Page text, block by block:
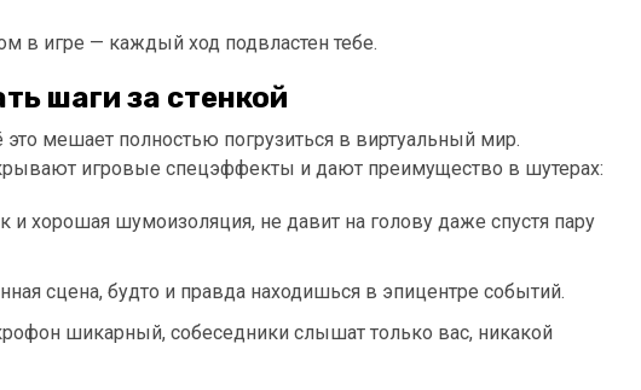
в игре — каждый ход подвластен тебе.
шаги за стенкой
мешает полностью погрузиться в виртуальный мир.
игровые спецэффекты и дают преимущество в шутерах:
хорошая шумоизоляция, не давит на голову даже спустя пару
сцена, будто и правда находишься в эпицентре событий.
шикарный, собеседники слышат только вас, никакой